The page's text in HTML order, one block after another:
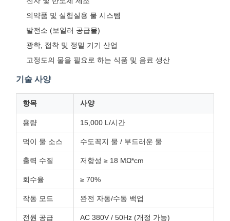
의약품 및 실험실용 물 시스템
발전소 (보일러 공급물)
광학, 접착 및 정밀 기기 산업
고정도의 물을 필요로 하는 식품 및 음료 생산
기술 사양
항목 사양
용량 15,000 L/시간
먹이 물 소스 수도꼭지 물 / 부드러운 물
출력 수질 저항성 ≥ 18 MΩ*cm
회수율 ≥ 70%
작동 모드 완전 자동/수동 백업
전원 공급 AC 380V / 50Hz (개정 가능)